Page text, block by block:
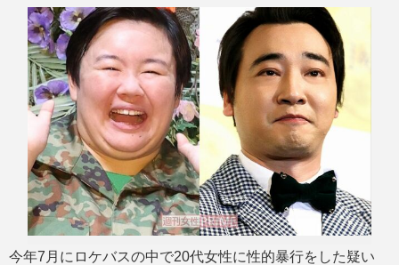
M
u
t
e
今年7月にロケバスの中で20代女性に性的暴行をした疑い